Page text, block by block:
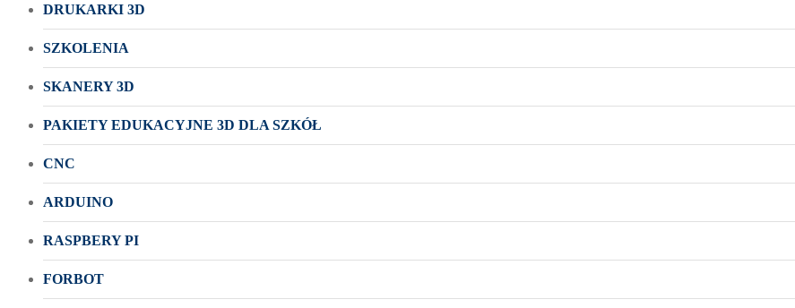
DRUKARKI 3D
SZKOLENIA
SKANERY 3D
PAKIETY EDUKACYJNE 3D DLA SZKÓŁ
CNC
ARDUINO
RASPBERY PI
FORBOT